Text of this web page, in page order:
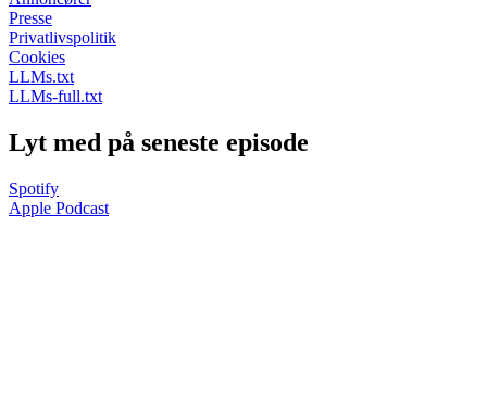
Presse
Privatlivspolitik
Cookies
LLMs.txt
LLMs-full.txt
Lyt med på seneste episode
Spotify
Apple Podcast